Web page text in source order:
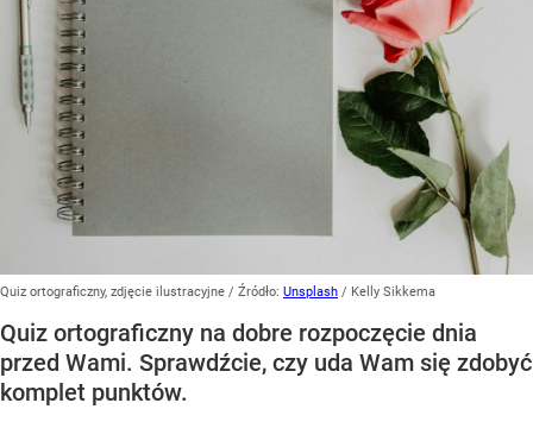
Quiz ortograficzny, zdjęcie ilustracyjne / Źródło: Unsplash / Kelly Sikkema
Quiz ortograficzny na dobre rozpoczęcie dnia
przed Wami. Sprawdźcie, czy uda Wam się zdobyć
komplet punktów.